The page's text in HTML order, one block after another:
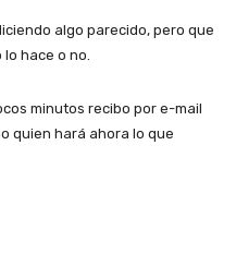
algo parecido, pero que
hace o no.
minutos recibo por e-mail
quien hará ahora lo que